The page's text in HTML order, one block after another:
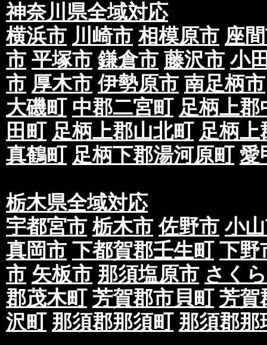
神奈川県全域対応
横浜市 川崎市 相模原市 座
市 平塚市 鎌倉市 藤沢市 小
市 厚木市 伊勢原市 南足柄市
大磯町 中郡二宮町 足柄上郡
田町 足柄上郡山北町 足柄上
真鶴町 足柄下郡湯河原町 愛
栃木県全域対応
宇都宮市 栃木市 佐野市 小
真岡市 下都賀郡壬生町 下野
市 矢板市 那須塩原市 さく
郡茂木町 芳賀郡市貝町 芳賀
沢町 那須郡那須町 那須郡那